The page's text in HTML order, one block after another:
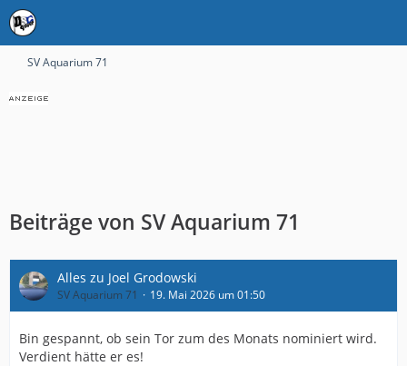
SV Aquarium 71
Beiträge von SV Aquarium 71
Alles zu Joel Grodowski
SV Aquarium 71 19. Mai 2026 um 01:50
Bin gespannt, ob sein Tor zum des Monats nominiert wird.
Verdient hätte er es!